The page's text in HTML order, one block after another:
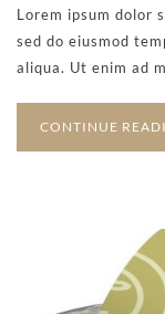
Lorem ipsum dolor
sed do eiusmod
aliqua. Ut enim ad
CONTINUE